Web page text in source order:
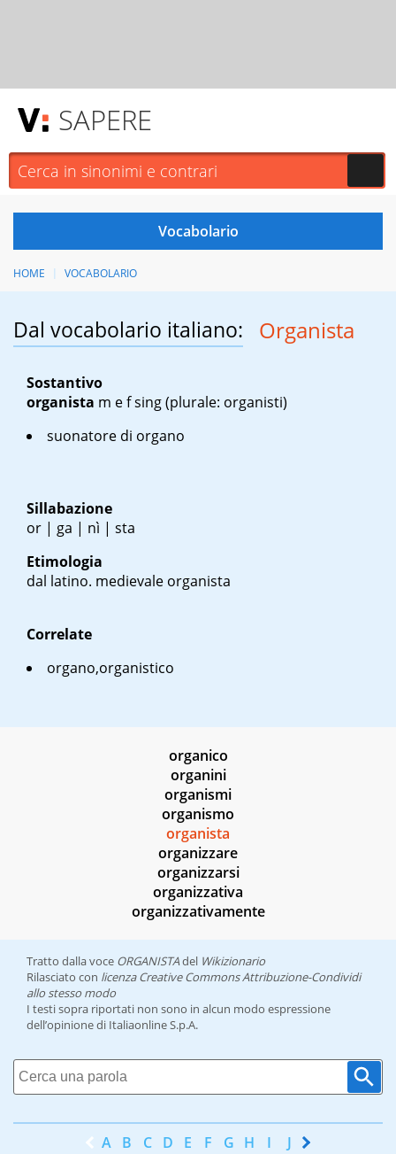
SAPERE
HOME VOCABOLARIO
Dal vocabolario italiano: Organista
Sostantivo
organista m ef sing(plurale: organisti)
suonatore di organo
Sillabazione
or | ga | nì | sta
Etimologia
dal latino. medievale organista
Correlate
organo,organistico
organico
organini
organismi
organismo
organista
organizzare
organizzarsi
organizzativa
organizzativamente
Tratto dalla voce ORGANISTAdel Wikizionario
Rilasciato con licenza Creative Commons Attribuzione-Condividi
allo stesso modo
I testi sopra riportati non sono in alcun modo espressione
dell’opinione di Italiaonline S.p.A.
A B C D E F G H I J K